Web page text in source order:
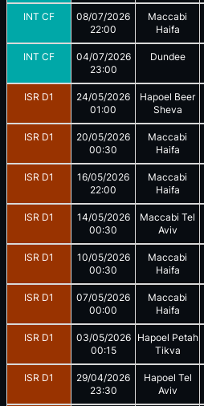
INT CF
08/07/2026
22:00
Maccabi
Haifa
INT CF
04/07/2026
23:00
Dundee
ISR D1
24/05/2026
01:00
Hapoel Beer
Sheva
ISR D1
20/05/2026
00:30
Maccabi
Haifa
ISR D1
16/05/2026
22:00
Maccabi
Haifa
ISR D1
14/05/2026
00:30
Maccabi Tel
Aviv
ISR D1
10/05/2026
00:30
Maccabi
Haifa
ISR D1
07/05/2026
00:00
Maccabi
Haifa
ISR D1
03/05/2026
00:15
Hapoel Petah
Tikva
ISR D1
29/04/2026
23:30
Hapoel Tel
Aviv